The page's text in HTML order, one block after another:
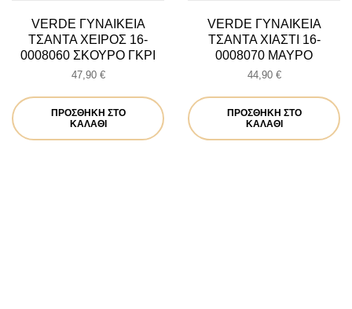
VERDE ΓΥΝΑΙΚΕΙΑ
ΤΣΑΝΤΑ ΧΕΙΡΟΣ 16-
0008060 ΣΚΟΥΡΟ ΓΚΡΙ
47,90 €
ΠΡΟΣΘΉΚΗ ΣΤΟ
ΚΑΛΆΘΙ
VERDE ΓΥΝΑΙΚΕΙΑ
ΤΣΑΝΤΑ ΧΙΑΣΤΙ 16-
0008070 ΜΑΥΡΟ
44,90 €
ΠΡΟΣΘΉΚΗ ΣΤΟ
ΚΑΛΆΘΙ